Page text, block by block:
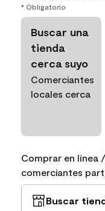
* Obligatorio
Buscar una
tienda
cerca suyo
Comerciantes
locales cerca
Comprar en línea
comerciantes
Buscar